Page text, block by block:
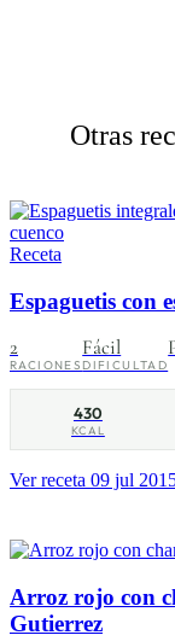
Otras
Receta
Espaguetis con
2
RACIONES
Fácil
DIFICULTAD
430
KCAL
Ver receta 09 jul
Arroz rojo con
Gutierrez